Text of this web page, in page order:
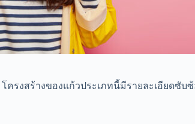
รงสร้างของแก้วประเภทนี้มีรายละเอียดซั